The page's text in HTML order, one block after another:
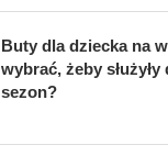
Buty dla dziecka na
wybrać, żeby służyły
sezon?